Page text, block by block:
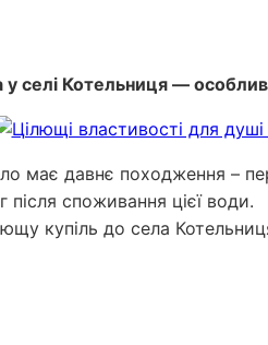
селі Котельниця —
має давнє походження –
після споживання цієї води.
купіль до села Котельниця